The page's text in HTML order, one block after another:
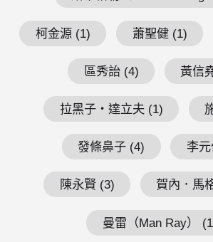
柯金源 (1) 蕭聖健 (1)
區秀詒 (4) 黃信
拉黑子・達立夫 (1)
發條鼻子 (4) 李
陳永賢 (3) 賀內．馬
曼雷（Man Ray）